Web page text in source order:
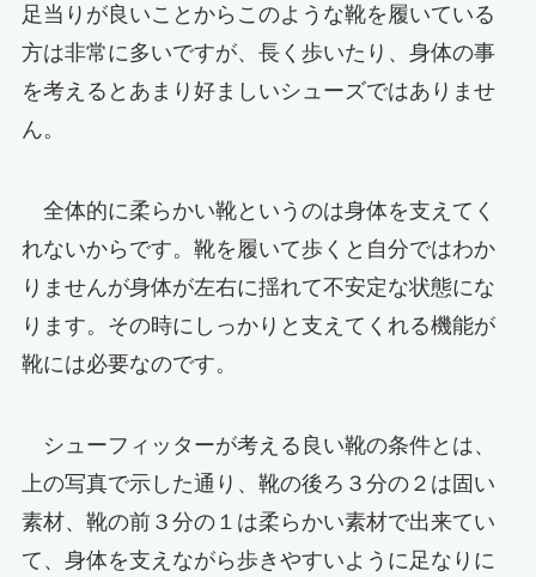
足当りが良いことからこのような靴を履いている
方は非常に多いですが、長く歩いたり、身体の事
を考えるとあまり好ましいシューズではありませ
ん。
全体的に柔らかい靴というのは身体を支えてく
れないからです。靴を履いて歩くと自分ではわか
りませんが身体が左右に揺れて不安定な状態にな
ります。その時にしっかりと支えてくれる機能が
靴には必要なのです。
シューフィッターが考える良い靴の条件とは、
上の写真で示した通り、靴の後ろ３分の２は固い
素材、靴の前３分の１は柔らかい素材で出来てい
て、身体を支えながら歩きやすいように足なりに